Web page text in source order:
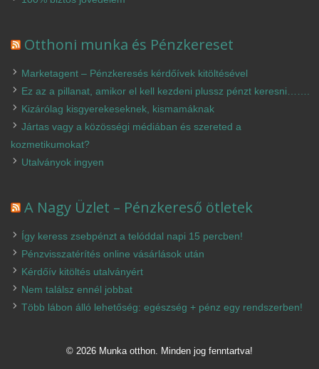
Otthoni munka és Pénzkereset
Marketagent – Pénzkeresés kérdőívek kitöltésével
Ez az a pillanat, amikor el kell kezdeni plussz pénzt keresni…….
Kizárólag kisgyerekeseknek, kismamáknak
Jártas vagy a közösségi médiában és szereted a
kozmetikumokat?
Utalványok ingyen
A Nagy Üzlet – Pénzkereső ötletek
Így keress zsebpénzt a telóddal napi 15 percben!
Pénzvisszatérítés online vásárlások után
Kérdőív kitöltés utalványért
Nem találsz ennél jobbat
Több lábon álló lehetőség: egészség + pénz egy rendszerben!
© 2026 Munka otthon. Minden jog fenntartva!